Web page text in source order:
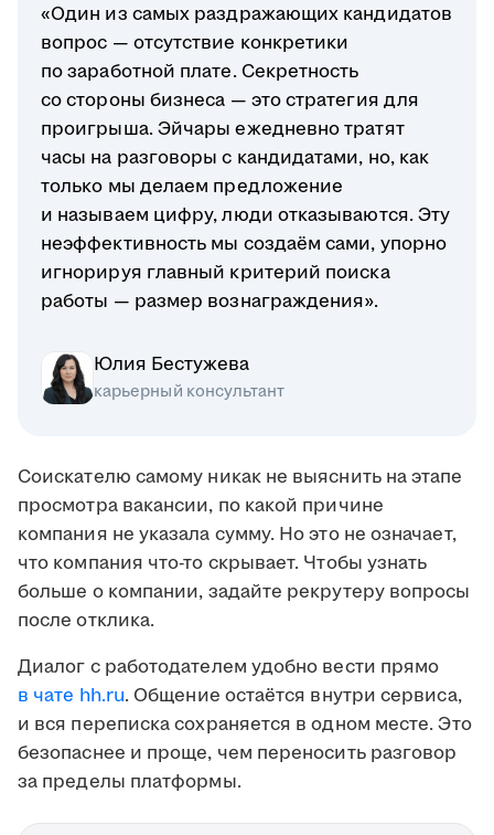
«Один из самых раздражающих кандидатов
вопрос — отсутствие конкретики
по заработной плате. Секретность
со стороны бизнеса — это стратегия для
проигрыша. Эйчары ежедневно тратят
часы на разговоры с кандидатами, но, как
только мы делаем предложение
и называем цифру, люди отказываются. Эту
неэффективность мы создаём сами, упорно
игнорируя главный критерий поиска
работы — размер вознаграждения».
Юлия Бестужева
карьерный консультант
Соискателю самому никак не выяснить на этапе
просмотра вакансии, по какой причине
компания не указала сумму. Но это не означает,
что компания что-то скрывает. Чтобы узнать
больше о компании, задайте рекрутеру вопросы
после отклика.
Диалог с работодателем удобно вести прямо
в чате hh.ru. Общение остаётся внутри сервиса,
и вся переписка сохраняется в одном месте. Это
безопаснее и проще, чем переносить разговор
за пределы платформы.